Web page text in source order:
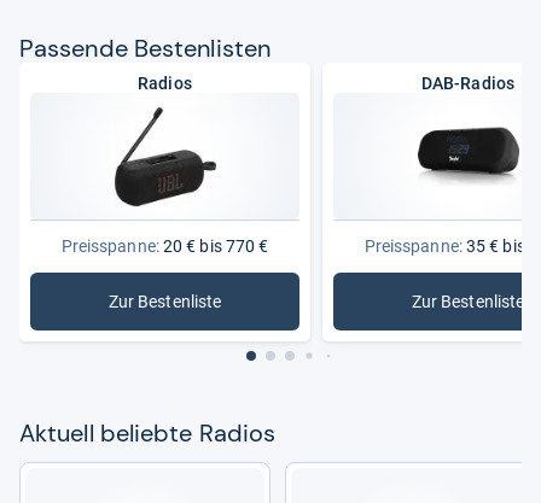
Pas­sende Bes­ten­lis­ten
Radios
Preisspanne:20 € bis 770 €
Zur Bestenliste
: Radios
DAB-Radios
Preisspanne:35 € bis
Zur Bestenliste
: DAB-
Aktu­ell beliebte Radios